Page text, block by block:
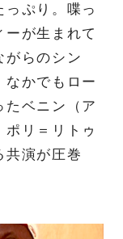
ぷり。喋っ
が生まれて
がらのシン
なかでもロー
たベニン（ア
リ＝リトゥ
共演が圧巻